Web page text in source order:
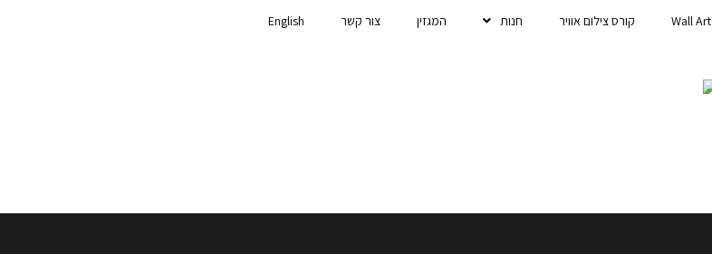
Wall Art קורס צילום אוויר חנות המגזין צור קשר English